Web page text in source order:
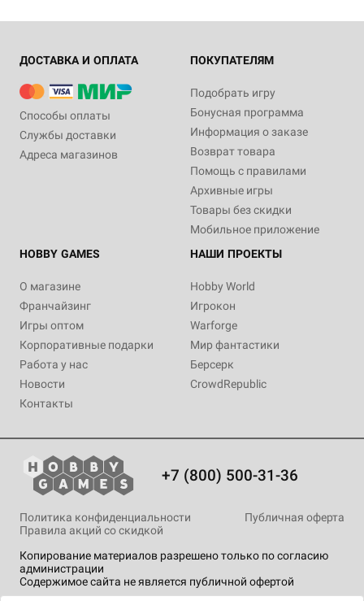
ДОСТАВКА И ОПЛАТА
Способы оплаты
Службы доставки
Адреса магазинов
ПОКУПАТЕЛЯМ
Подобрать игру
Бонусная программа
Информация о заказе
Возврат товара
Помощь с правилами
Архивные игры
Товары без скидки
Мобильное приложение
HOBBY GAMES
О магазине
Франчайзинг
Игры оптом
Корпоративные подарки
Работа у нас
Новости
Контакты
НАШИ ПРОЕКТЫ
Hobby World
Игрокон
Warforge
Мир фантастики
Берсерк
CrowdRepublic
+7 (800) 500-31-36
Копирование материалов разрешено только по согласию
администрации
Содержимое сайта не является публичной офертой
Политика конфиденциальности
Публичная оферта
Правила акций со скидкой